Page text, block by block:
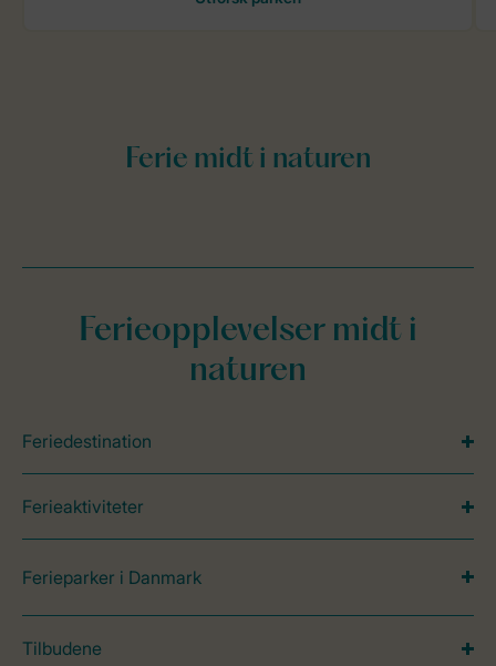
Ferieopplevelser midt i
naturen
Feriedestination
Ferieaktiviteter
Ferieparker i Danmark
Tilbudene